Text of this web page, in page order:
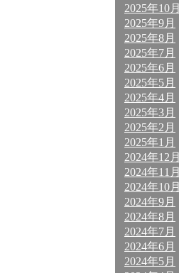
2025年10月
2025年9月
2025年8月
2025年7月
2025年6月
2025年5月
2025年4月
2025年3月
2025年2月
2025年1月
2024年12月
2024年11月
2024年10月
2024年9月
2024年8月
2024年7月
2024年6月
2024年5月